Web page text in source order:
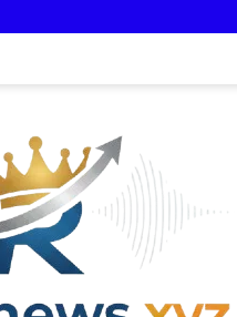
BUMDes Alue